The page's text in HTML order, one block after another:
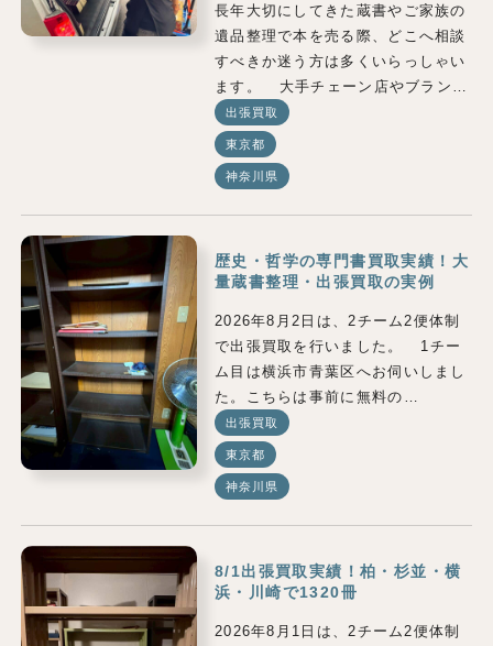
長年大切にしてきた蔵書やご家族の
遺品整理で本を売る際、どこへ相談
すべきか迷う方は多くいらっしゃい
ます。 大手チェーン店やブラン…
出張買取
東京都
神奈川県
歴史・哲学の専門書買取実績！大
量蔵書整理・出張買取の実例
2026年8月2日は、2チーム2便体制
で出張買取を行いました。 1チー
ム目は横浜市青葉区へお伺いしまし
た。こちらは事前に無料の…
出張買取
東京都
神奈川県
8/1出張買取実績！柏・杉並・横
浜・川崎で1320冊
2026年8月1日は、2チーム2便体制